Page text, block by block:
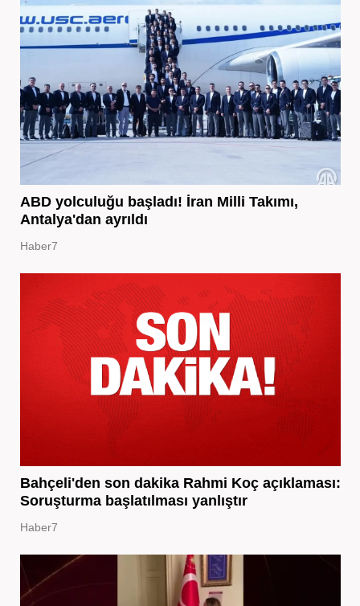
ABD yolculuğu başladı! İran Milli Takımı,
Antalya'dan ayrıldı
Haber7
Bahçeli'den son dakika Rahmi Koç açıklaması:
Soruşturma başlatılması yanlıştır
Haber7